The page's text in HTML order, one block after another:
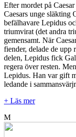
Efter mordet på
Caesars unge släkting
befälhavare Lepidus
triumvirat (det andra
gemensamt. När
fiender, delade de upp
delen, Lepidus fick
regera över resten.
Lepidus. Han var gift
ledande i
+ Läs mer
M